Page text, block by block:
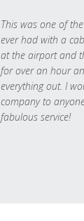
This was one of
ever had with a
at the airport and
for over an hour
everything out. I
company to
fabulous service!